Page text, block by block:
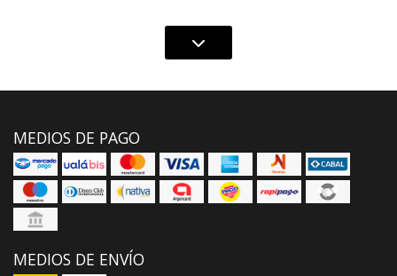
MEDIOS DE PAGO
MEDIOS DE ENVÍO